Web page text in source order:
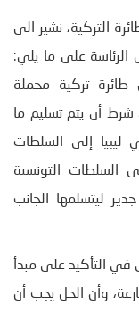
التركية، نشير الى
الرئاسة على ما يلي:
طائرة تركية محملة
أن يتم تسليم ما
إلى السلطات
السلطات التونسية
ليتسلمها الجانب
في التأكيد على مبدأ
وأن الحل يجب أن